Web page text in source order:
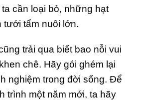
cần loại bỏ, những hạt
tưới tẩm nuôi lớn.
trải qua biết bao nỗi vui
chê. Hãy gói ghém lại
nghiệm trong đời sống. Để
trình một năm mới, ta hãy